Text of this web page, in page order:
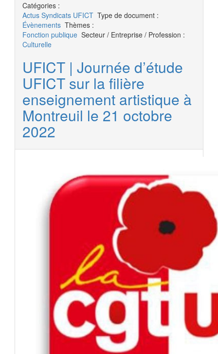
Catégories :
Actus Syndicats UFICT Type de document :
Évènements Thèmes :
Fonction publique Secteur / Entreprise / Profession :
Culturelle
UFICT | Journée d’étude
UFICT sur la filière
enseignement artistique à
Montreuil le 21 octobre
2022